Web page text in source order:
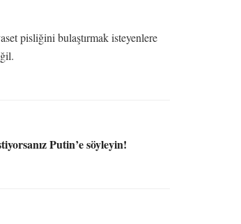
pisliğini bulaştırmak isteyenlere
Putin’e söyleyin!